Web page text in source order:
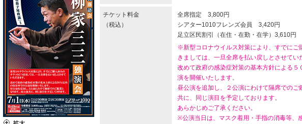
チケット料金
（税込）
全席指定 3,800円
シアター1010フレンズ会員 3,420円
足立区民割引（在住・在勤・在学）3,610円
※新型コロナウイルス対策により、すでにご
きましては、一旦全席を払い戻しとさせてい
改めて政府の感染症対策の基本方針による５
演を開催いたします。
昼公演を追加し、２公演にわけて隔席でのご
共に、同じ演目を予定しております。
あらかじめご了承ください。
※公演当日は、マスク着用・手指の消毒等、